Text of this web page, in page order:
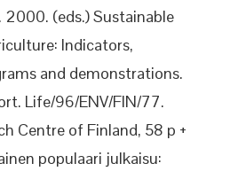
2000. (eds.) Sustainable
Indicators,
and demonstrations.
Life/96/ENV/FIN/77.
Centre of Finland, 58 p +
populaari julkaisu: